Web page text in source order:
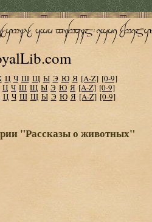
Ц Ч Ш Щ Ы Э Ю Я [A-Z] [0-9]
Ц Ч Ш Щ Ы Э Ю Я [A-Z] [0-9]
Ц Ч Ш Щ Ы Э Ю Я [A-Z] [0-9]
"Рассказы о животных"